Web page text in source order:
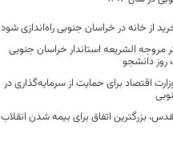
از خانه در خراسان جنوبی راه‌اندازی شود
مروجه الشریعه استاندار خراسان جنوبی
روز دانشجو
اقتصاد برای حمایت از سرمایه‌گذاری در
بزرگترین اتفاق برای بیمه شدن انقلاب